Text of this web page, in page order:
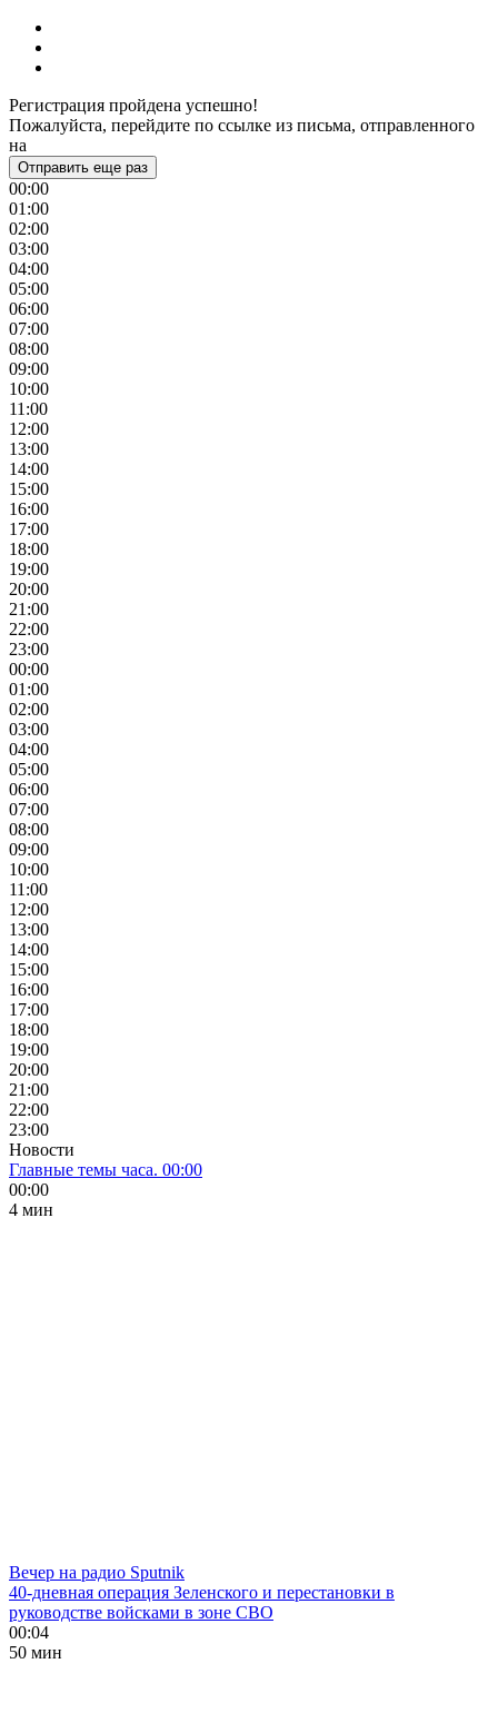
Регистрация пройдена успешно!
Пожалуйста, перейдите по ссылке из письма, отправленного
на
Отправить еще раз
00:00
01:00
02:00
03:00
04:00
05:00
06:00
07:00
08:00
09:00
10:00
11:00
12:00
13:00
14:00
15:00
16:00
17:00
18:00
19:00
20:00
21:00
22:00
23:00
00:00
01:00
02:00
03:00
04:00
05:00
06:00
07:00
08:00
09:00
10:00
11:00
12:00
13:00
14:00
15:00
16:00
17:00
18:00
19:00
20:00
21:00
22:00
23:00
Новости
Главные темы часа. 00:00
00:00
4 мин
Вечер на радио Sputnik
40-дневная операция Зеленского и перестановки в
руководстве войсками в зоне СВО
00:04
50 мин